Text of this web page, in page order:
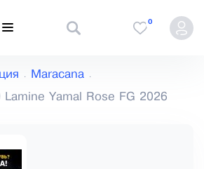
0
Maracana
Lamine Yamal Rose FG 2026